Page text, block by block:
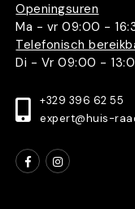
Openingsuren
Ma - vr 09:00 -
Telefonisch
Di - Vr 09:00 -
+329 396 62 55
expert@huis-